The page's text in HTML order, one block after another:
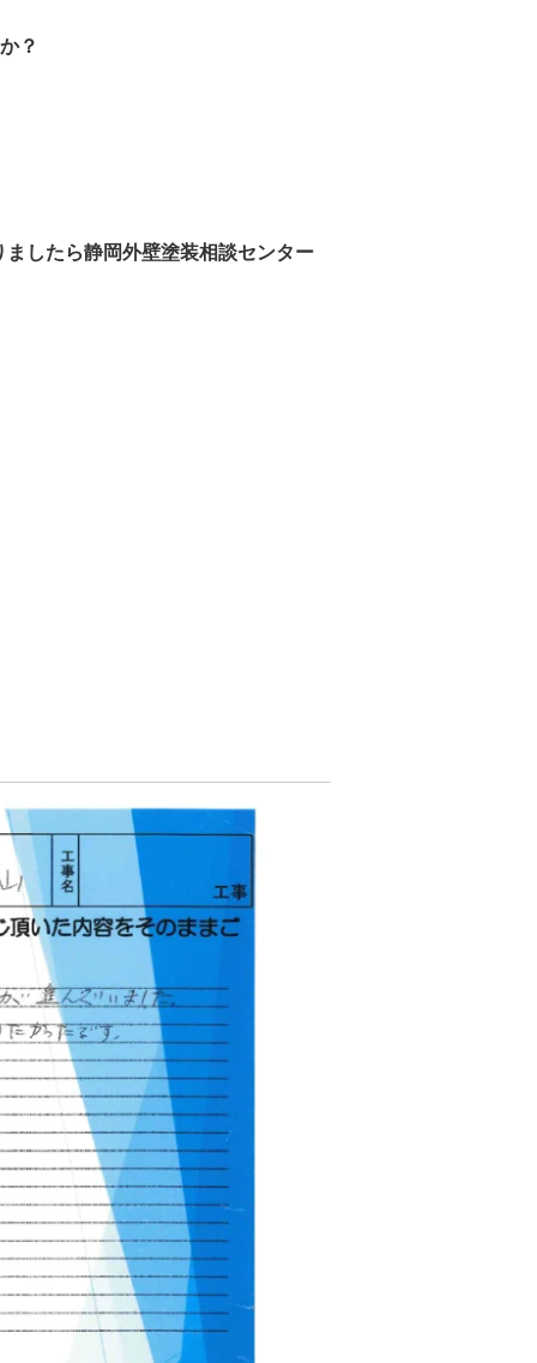
？
ま したら静岡外壁塗装相談センター